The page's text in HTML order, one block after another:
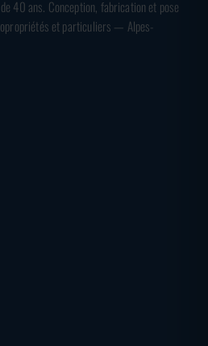
40 ans. Conception, fabrication et pose
et particuliers — Alpes-